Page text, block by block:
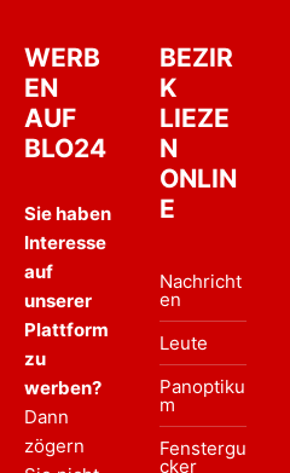
WERB
EN
AUF
BLO24
Sie haben
Interesse
auf
unserer
Plattform
zu
werben?
Dann
zögern
BEZIR
K
LIEZE
N
ONLIN
E
Nachricht
en
Leute
Panoptiku
m
Fenstergu
cker